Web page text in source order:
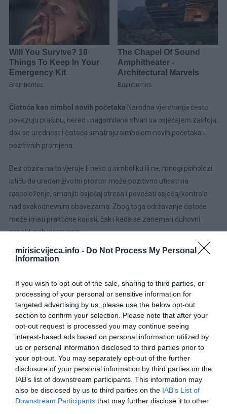
mirisicvijeca.info - Do Not Process My Personal
Information
If you wish to opt-out of the sale, sharing to third parties, or
processing of your personal or sensitive information for
targeted advertising by us, please use the below opt-out
section to confirm your selection. Please note that after your
opt-out request is processed you may continue seeing
interest-based ads based on personal information utilized by
us or personal information disclosed to third parties prior to
your opt-out. You may separately opt-out of the further
disclosure of your personal information by third parties on the
IAB’s list of downstream participants. This information may
also be disclosed by us to third parties on the IAB’s List of
Downstream Participants that may further disclose it to other
Čistoća kao simbol novih početaka Narodna vjerovanja često
povezuju prašinu, nered i nagomilane stvari sa osjećajem zastoja,
dok se urednost i čistoća smatraju simbolom novih početaka i
pozitivnih promjena.
Bez obzira na to vjeruje li neko u simboliku ili ne, mnogi psiholozi
ističu da uredan životni prostor može pozitivno uticati na
raspoloženje, smanjiti osjećaj stresa i povećati osjećaj kontrole
nad svakodnevnim obavezama. Zbog toga održavanje čistoće
može imati praktične koristi, čak i kada se zanemari duhovni
aspekt ovih vjerovanja.
Tradicionalni ritual sa vodom i soljuJedan od najpoznatijih
povremeno čišćenje ulaznih vrata mješavinom vode i soli.
Prema tradicionalnim savjetima, postupak izgleda ovako: